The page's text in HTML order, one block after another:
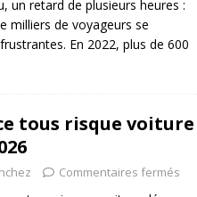
un retard de plusieurs heures :
milliers de voyageurs se
En 2022, plus de 600
tous risque voiture
Commentaires fermés